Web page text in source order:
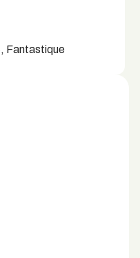
Fantastique